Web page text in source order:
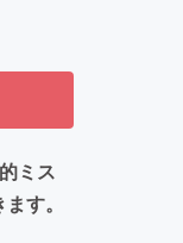
ミス
す。